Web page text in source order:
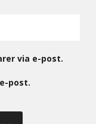
via e-post.
post.